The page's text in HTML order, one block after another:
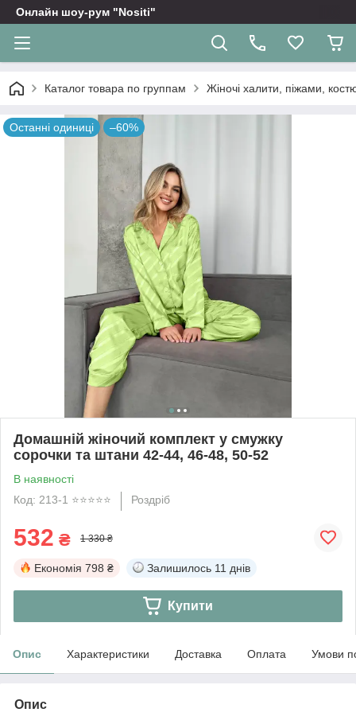
Онлайн шоу-рум "Nositi"
Каталог товара по группам Жіночі халити, піжами,
Останні одиниці –60%
Домашній жіночий комплект у смужку
сорочки та штани 42-44, 46-48, 50-52
В наявності
Код: 213-1 ⭐️⭐️⭐️⭐️⭐️
Роздріб
532 ₴ 1 330 ₴
Економія 798 ₴ Залишилось 11 днів
Купити
Опис Характеристики Доставка Оплата Умови
Опис